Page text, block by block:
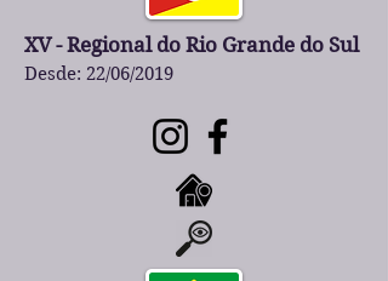
XV - Regional do Rio Grande do Sul
Desde: 22/06/2019